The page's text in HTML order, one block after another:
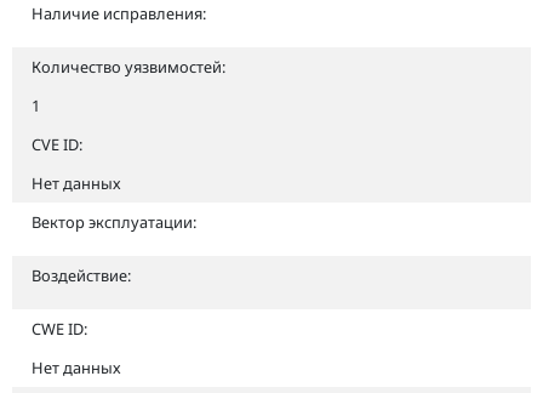
Наличие исправления:
Количество уязвимостей:
1
CVE ID:
Нет данных
Вектор эксплуатации:
Воздействие:
CWE ID:
Нет данных